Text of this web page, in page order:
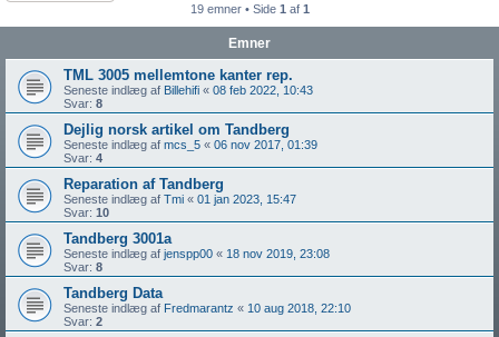
19 emner • Side 1 af 1
Emner
TML 3005 mellemtone kanter rep.
Seneste indlæg af Billehifi « 08 feb 2022, 10:43
Svar: 8
Dejlig norsk artikel om Tandberg
Seneste indlæg af mcs_5 « 06 nov 2017, 01:39
Svar: 4
Reparation af Tandberg
Seneste indlæg af Tmi « 01 jan 2023, 15:47
Svar: 10
Tandberg 3001a
Seneste indlæg af jenspp00 « 18 nov 2019, 23:08
Svar: 8
Tandberg Data
Seneste indlæg af Fredmarantz « 10 aug 2018, 22:10
Svar: 2